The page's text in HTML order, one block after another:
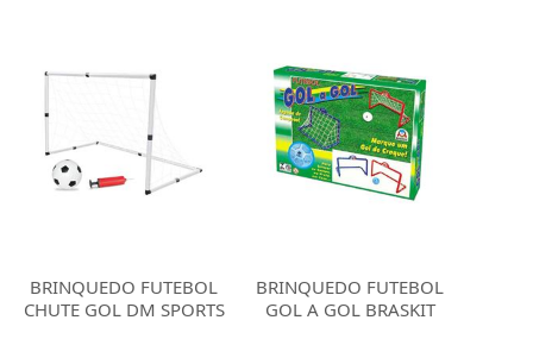
BRINQUEDO FUTEBOL
CHUTE GOL DM SPORTS
BRINQUEDO FUTEBOL
GOL A GOL BRASKIT